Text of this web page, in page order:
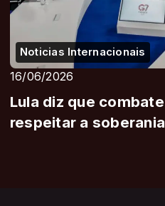
Noticias Internacionais
16/06/2026
Lula diz que
respeitar a